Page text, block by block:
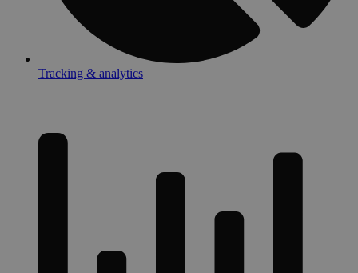
Tracking & analytics